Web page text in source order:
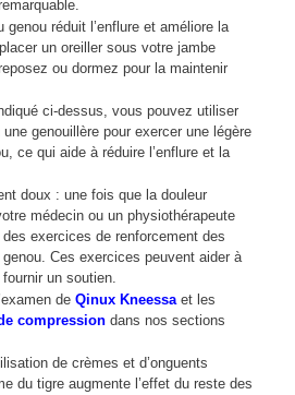
genou réduit l’enflure et améliore la
un oreiller sous votre jambe
ou dormez pour la maintenir
ci-dessus, vous pouvez utiliser
genouillère pour exercer une légère
ce qui aide à réduire l’enflure et la
doux : une fois que la douleur
médecin ou un physiothérapeute
exercices de renforcement des
Ces exercices peuvent aider à
un soutien.
de Qinux Kneessaet les
compression dans nos sections
de crèmes et d’onguents
du tigre augmente l’effet du reste des